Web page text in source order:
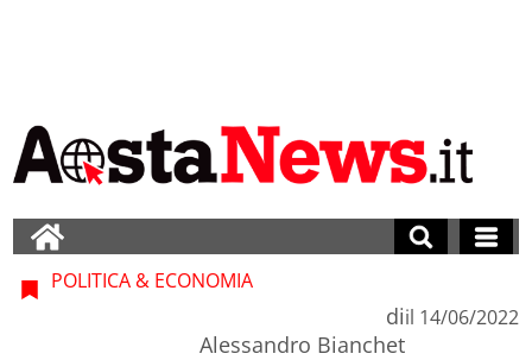
POLITICA & ECONOMIA
di
Alessandro Bianchet
il 14/06/2022